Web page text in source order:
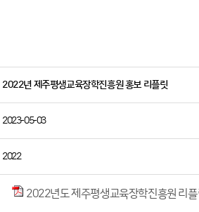
2022년 제주평생교육장학진흥원 홍보 리플릿
2023-05-03
2022
2022년도 제주평생교육장학진흥원 리